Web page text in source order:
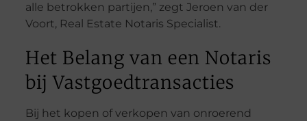
alle betrokken partijen,” zegt Jeroen van der
Voort, Real Estate Notaris Specialist.
Het Belang van een Notaris
bij Vastgoedtransacties
Bij het kopen of verkopen van onroerend